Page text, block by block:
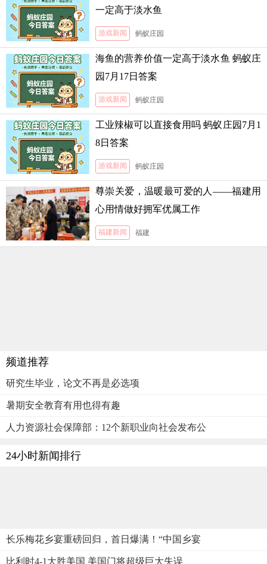
一定高于淡水鱼
游戏新闻 蚂蚁庄园
海鱼的营养价值一定高于淡水鱼 蚂蚁庄
园7月17日答案
游戏新闻 蚂蚁庄园
工业辣椒可以直接食用吗 蚂蚁庄园7月1
8日答案
游戏新闻 蚂蚁庄园
尊崇关爱，温暖最可爱的人——福建用
心用情做好拥军优属工作
福建新闻 福建
频道推荐
研究生毕业，论文不再是必选项
暑期安全教育有用也得有趣
人力资源社会保障部：12个新职业向社会发布公
24小时新闻排行
长乐梅花乡宴重磅回归，首日爆满！“中国乡宴
比利时4-1大胜美国 美国门将超级巨大失误